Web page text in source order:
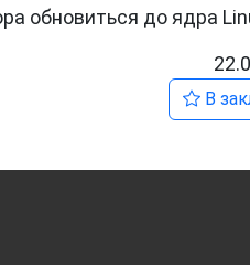
обновиться до ядра
В